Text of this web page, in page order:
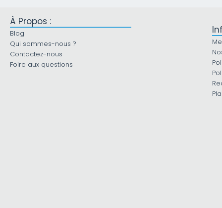
À Propos :
Blog
Qui sommes-nous ?
Contactez-nous
Foire aux questions